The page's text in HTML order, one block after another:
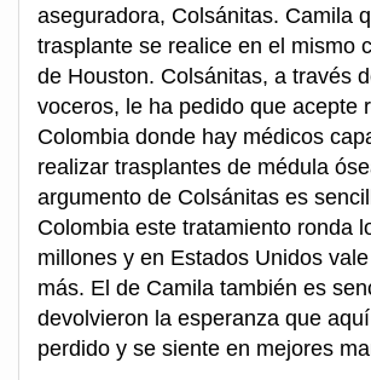
aseguradora, Colsánitas. Camila
trasplante se realice en el mismo
de Houston. Colsánitas, a través
voceros, le ha pedido que acepte
Colombia donde hay médicos
realizar trasplantes de médula
argumento de Colsánitas es
Colombia este tratamiento ronda
millones y en Estados Unidos
más. El de Camila también es
devolvieron la esperanza que
perdido y se siente en mejores